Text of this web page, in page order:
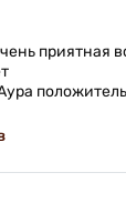
приятная